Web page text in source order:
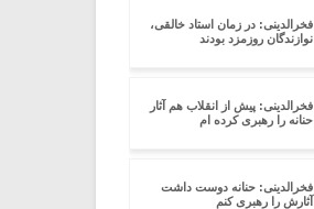
فخرالدینی: در زمان استاد خالقی،
نوازندگان روزمزد بودند
فخرالدینی: پیش از انقلاب هم آثار
حنانه را رهبری کرده ام
فخرالدینی: حنانه دوست داشت
آثارش را رهبری کنم